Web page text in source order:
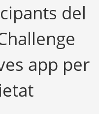
del
app per